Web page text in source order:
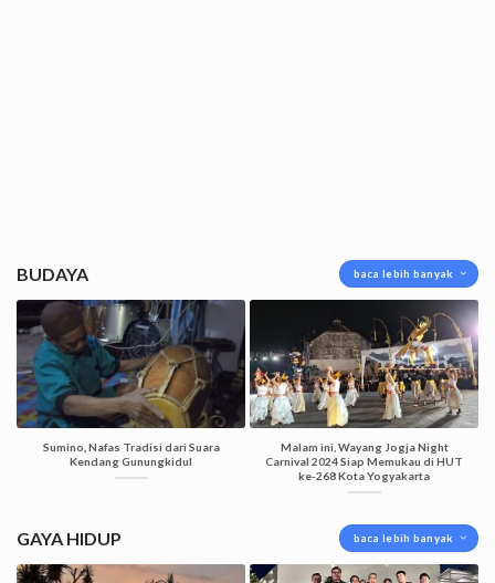
BUDAYA baca lebih banyak
Sumino, Nafas Tradisi dari Suara
Kendang Gunungkidul
Malam ini, Wayang Jogja Night
Carnival 2024 Siap Memukau di HUT
ke-268 Kota Yogyakarta
GAYA HIDUP baca lebih banyak